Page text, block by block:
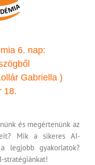
6. nap:
Gabriella )
18.
és megértenünk az
Mik a sikeres AI-
legjobb gyakorlatok?
stratégiánkat!